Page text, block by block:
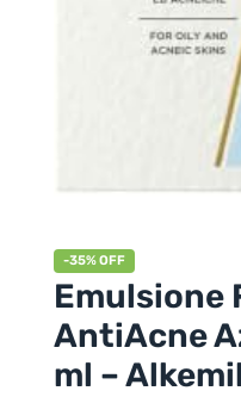
-35% OFF
Emulsione
AntiAcne
ml –